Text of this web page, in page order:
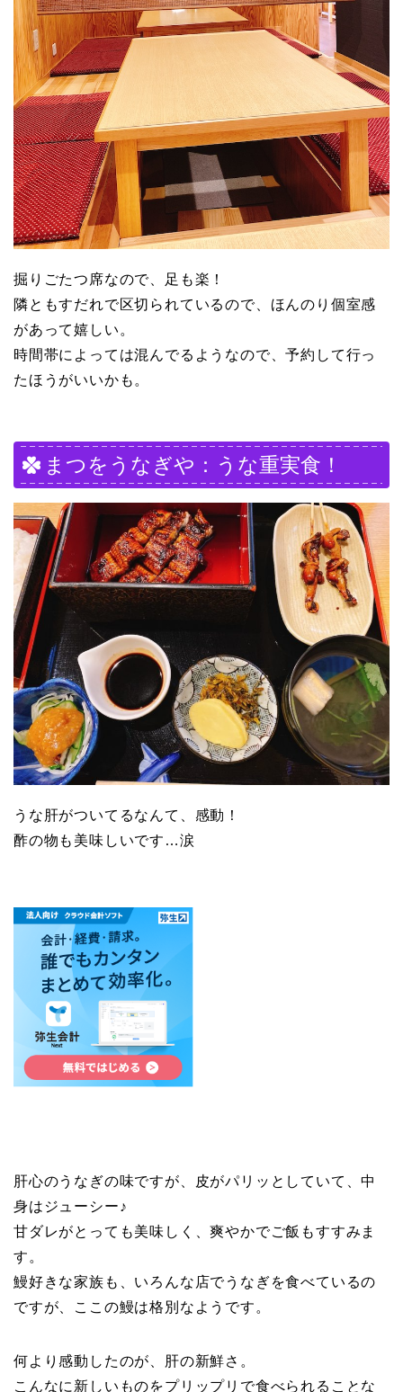
掘りごたつ席なので、足も楽！
隣ともすだれで区切られているので、ほんのり個室感
があって嬉しい。
時間帯によっては混んでるようなので、予約して行っ
たほうがいいかも。
まつをうなぎや：うな重実食！
うな肝がついてるなんて、感動！
酢の物も美味しいです…涙
肝心のうなぎの味ですが、皮がパリッとしていて、中
身はジューシー♪
甘ダレがとっても美味しく、爽やかでご飯もすすみま
す。
鰻好きな家族も、いろんな店でうなぎを食べているの
ですが、ここの鰻は格別なようです。
何より感動したのが、肝の新鮮さ。
こんなに新しいものをプリップリで食べられることな